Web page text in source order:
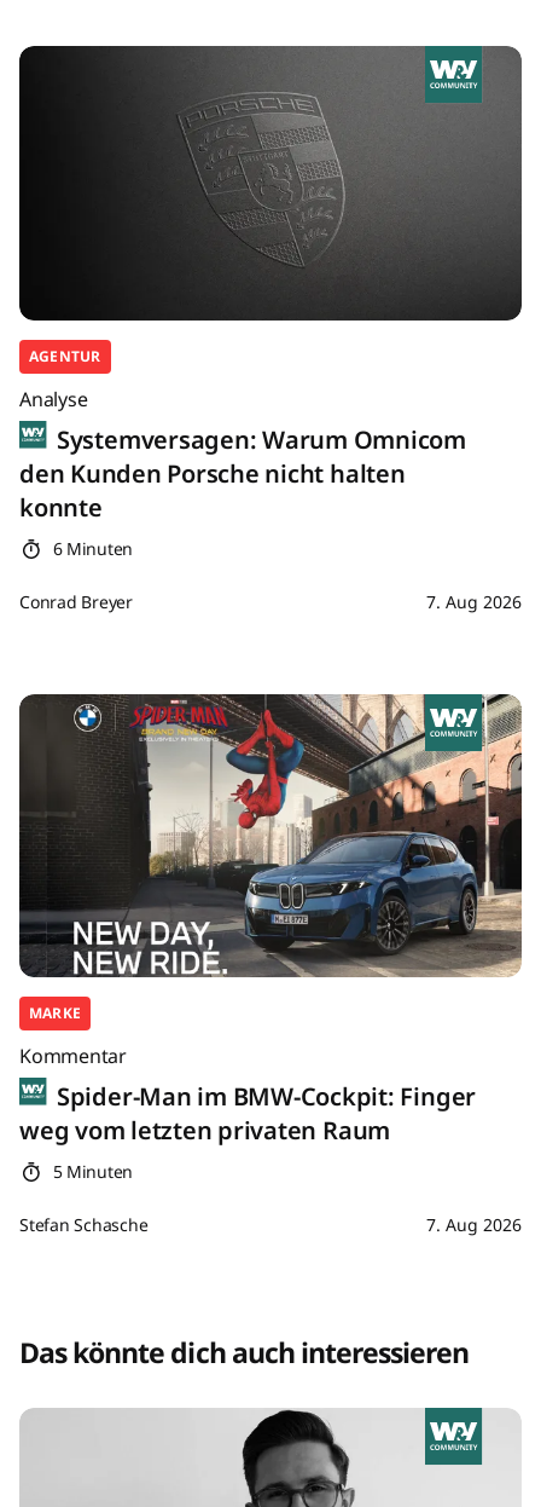
AGENTUR
Analyse
Systemversagen: Warum Omnicom
den Kunden Porsche nicht halten
konnte
6 Minuten
Conrad Breyer 7. Aug 2026
MARKE
Kommentar
Spider-Man im BMW-Cockpit: Finger
weg vom letzten privaten Raum
5 Minuten
Stefan Schasche 7. Aug 2026
Das könnte dich auch interessieren